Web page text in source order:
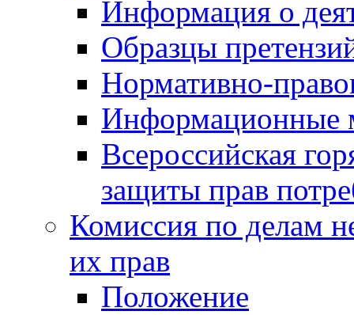
Информация о
Образцы
Нормативно-
Информационные
Всероссийская
защиты прав
Комиссия по делам
их прав
Положение